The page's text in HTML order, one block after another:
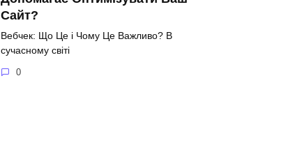
Сайт?
Вебчек: Що Це і Чому Це Важливо? В
сучасному світі
0